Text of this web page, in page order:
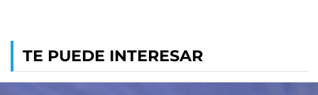
TE PUEDE INTERESAR